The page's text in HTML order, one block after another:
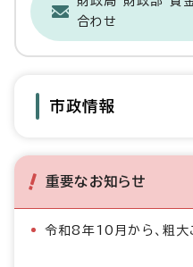
合わせ
市政情報
重要なお知らせ
令和8年10月から、粗大